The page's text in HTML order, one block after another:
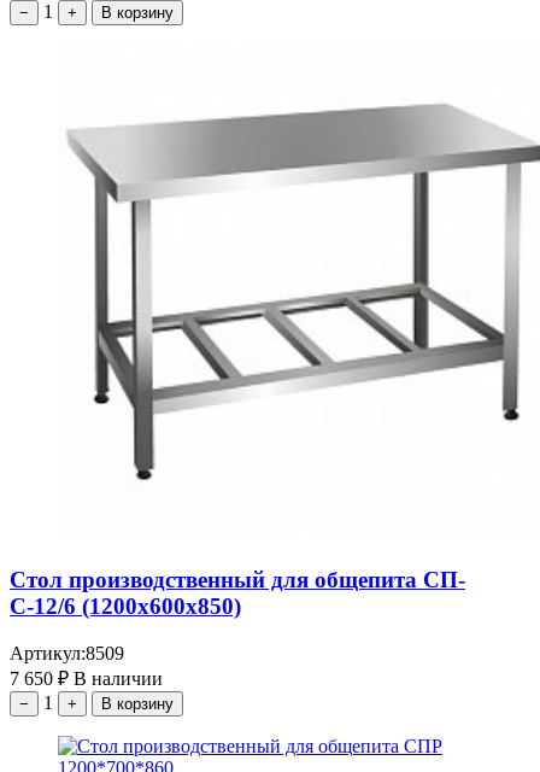
− 1 + В корзину
Стол производственный для общепита СП-
С-12/6 (1200х600х850)
Артикул:8509
7 650 ₽ В наличии
− 1 + В корзину